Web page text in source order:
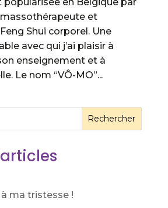
massothérapeute et
Shui corporel. Une
avec qui j’ai plaisir à
enseignement et à
Le nom “VÔ-MO”...
Rechercher
ma tristesse !